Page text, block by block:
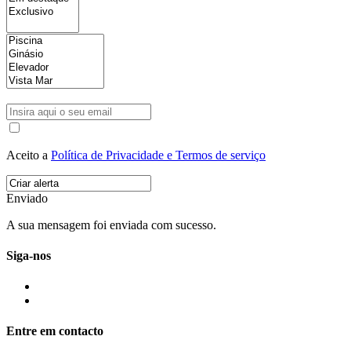
Aceito a Política de Privacidade e Termos de serviço
Enviado
A sua mensagem foi enviada com sucesso.
Siga-nos
Entre em contacto